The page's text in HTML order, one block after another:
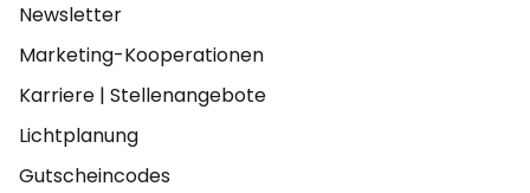
Newsletter
Marketing-Kooperationen
Karriere | Stellenangebote
Lichtplanung
Gutscheincodes